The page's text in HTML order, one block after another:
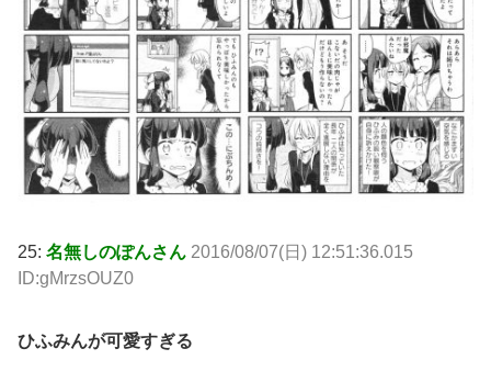
25: 名無しのぽんさん 2016/08/07(日) 12:51:36.015
ID:gMrzsOUZ0
ひふみんが可愛すぎる